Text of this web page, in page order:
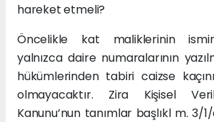
hareket etmeli?
Öncelikle kat maliklerinin
yalnızca daire numaralarının
hükümlerinden tabiri caizse
olmayacaktır. Zira Kişisel
Kanunu’nun tanımlar başlıkl m. 3/